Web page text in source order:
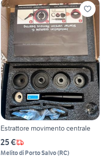
Estrattore movimento centrale
25 €
Melito di Porto Salvo(RC)